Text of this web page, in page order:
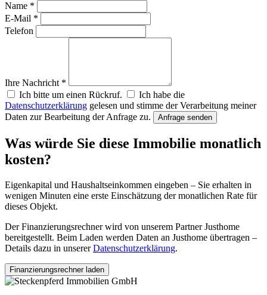
Name *
E-Mail *
Telefon
Ihre Nachricht *
Ich bitte um einen Rückruf.
Ich habe die
Datenschutzerklärung gelesen und stimme der Verarbeitung meiner
Daten zur Bearbeitung der Anfrage zu.
Anfrage senden
Was würde Sie diese Immobilie monatlich
kosten?
Eigenkapital und Haushaltseinkommen eingeben – Sie erhalten in
wenigen Minuten eine erste Einschätzung der monatlichen Rate für
dieses Objekt.
Der Finanzierungsrechner wird von unserem Partner Justhome
bereitgestellt. Beim Laden werden Daten an Justhome übertragen –
Details dazu in unsererDatenschutzerklärung.
Finanzierungsrechner laden